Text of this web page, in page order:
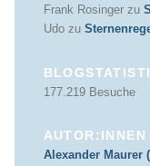
Frank Rosingerzu
Udozu
177.219 Besuche
AUTOR:INNEN
Alexander Maurer